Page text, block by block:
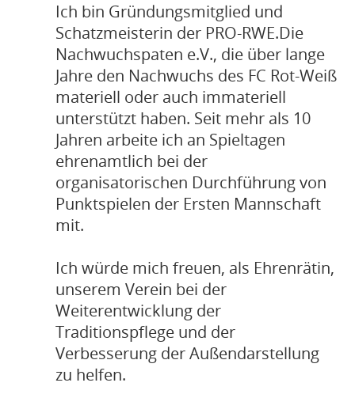
Ich bin Gründungsmitglied und
Schatzmeisterin der PRO-RWE.Die
Nachwuchspaten e.V., die über lange
Jahre den Nachwuchs des FC Rot-Weiß
materiell oder auch immateriell
unterstützt haben. Seit mehr als 10
Jahren arbeite ich an Spieltagen
ehrenamtlich bei der
organisatorischen Durchführung von
Punktspielen der Ersten Mannschaft
mit.
Ich würde mich freuen, als Ehrenrätin,
unserem Verein bei der
Weiterentwicklung der
Traditionspflege und der
Verbesserung der Außendarstellung
zu helfen.